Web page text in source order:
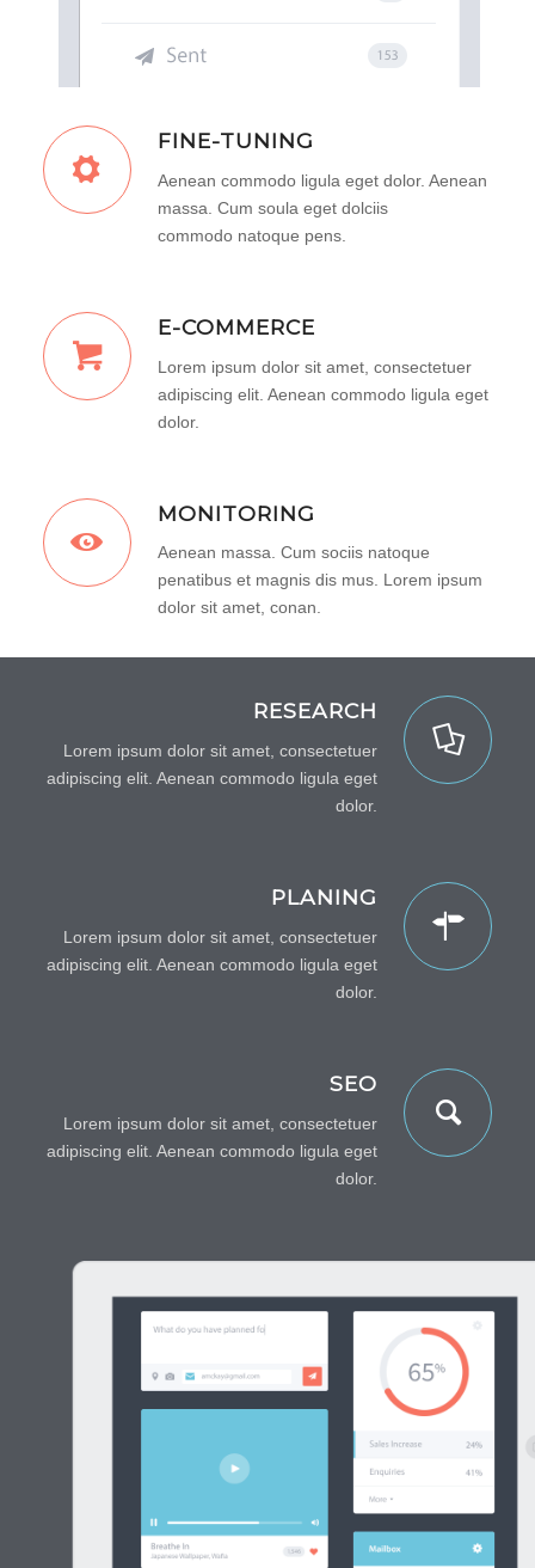
FINE-TUNING
Aenean commodo ligula eget dolor. Aenean
massa. Cum soula eget dolciis
commodo natoque pens.
E-COMMERCE
Lorem ipsum dolor sit amet, consectetuer
adipiscing elit. Aenean commodo ligula eget
dolor.
MONITORING
Aenean massa. Cum sociis natoque
penatibus et magnis dis mus. Lorem ipsum
dolor sit amet, conan.
RESEARCH
Lorem ipsum dolor sit amet, consectetuer
adipiscing elit. Aenean commodo ligula eget
dolor.
PLANING
Lorem ipsum dolor sit amet, consectetuer
adipiscing elit. Aenean commodo ligula eget
dolor.
SEO
Lorem ipsum dolor sit amet, consectetuer
adipiscing elit. Aenean commodo ligula eget
dolor.